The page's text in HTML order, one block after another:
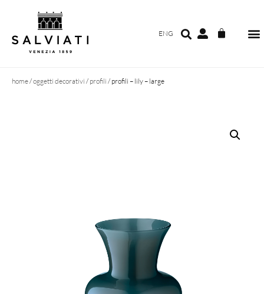
ENG
home/oggetti decorativi / profili / profili – lily – large